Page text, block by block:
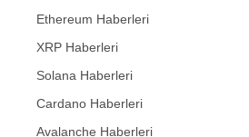
Ethereum Haberleri
XRP Haberleri
Solana Haberleri
Cardano Haberleri
Avalanche Haberleri